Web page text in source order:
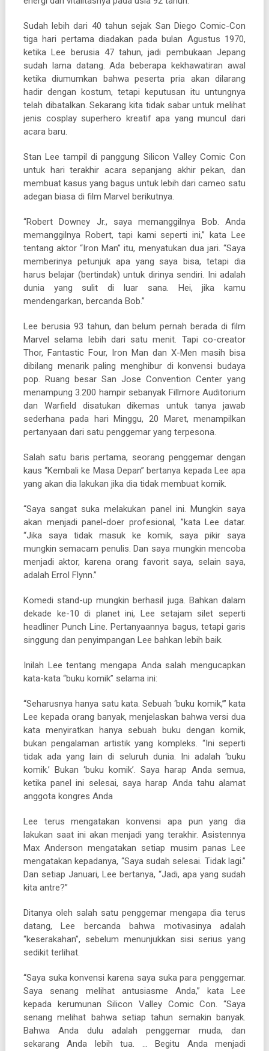
Sudah lebih dari 40 tahun sejak San Diego Comic-Con
tiga hari pertama diadakan pada bulan Agustus 1970,
ketika Lee berusia 47 tahun, jadi pembukaan Jepang
sudah lama datang. Ada beberapa kekhawatiran awal
ketika diumumkan bahwa peserta pria akan dilarang
hadir dengan kostum, tetapi keputusan itu untungnya
telah dibatalkan. Sekarang kita tidak sabar untuk melihat
jenis cosplay superhero kreatif apa yang muncul dari
acara baru.
Stan Lee tampil di panggung Silicon Valley Comic Con
untuk hari terakhir acara sepanjang akhir pekan, dan
membuat kasus yang bagus untuk lebih dari cameo satu
adegan biasa di film Marvel berikutnya.
“Robert Downey Jr., saya memanggilnya Bob. Anda
memanggilnya Robert, tapi kami seperti ini,” kata Lee
tentang aktor “Iron Man” itu, menyatukan dua jari. “Saya
memberinya petunjuk apa yang saya bisa, tetapi dia
harus belajar (bertindak) untuk dirinya sendiri. Ini adalah
dunia yang sulit di luar sana. Hei, jika kamu
mendengarkan, bercanda Bob.”
Lee berusia 93 tahun, dan belum pernah berada di film
Marvel selama lebih dari satu menit. Tapi co-creator
Thor, Fantastic Four, Iron Man dan X-Men masih bisa
dibilang menarik paling menghibur di konvensi budaya
pop. Ruang besar San Jose Convention Center yang
menampung 3.200 hampir sebanyak Fillmore Auditorium
dan Warfield disatukan dikemas untuk tanya jawab
sederhana pada hari Minggu, 20 Maret, menampilkan
pertanyaan dari satu penggemar yang terpesona.
Salah satu baris pertama, seorang penggemar dengan
kaus “Kembali ke Masa Depan” bertanya kepada Lee apa
yang akan dia lakukan jika dia tidak membuat komik.
“Saya sangat suka melakukan panel ini. Mungkin saya
akan menjadi panel-doer profesional, ”kata Lee datar.
“Jika saya tidak masuk ke komik, saya pikir saya
mungkin semacam penulis. Dan saya mungkin mencoba
menjadi aktor, karena orang favorit saya, selain saya,
adalah Errol Flynn.”
Komedi stand-up mungkin berhasil juga. Bahkan dalam
dekade ke-10 di planet ini, Lee setajam silet seperti
headliner Punch Line. Pertanyaannya bagus, tetapi garis
singgung dan penyimpangan Lee bahkan lebih baik.
Inilah Lee tentang mengapa Anda salah mengucapkan
kata-kata “buku komik” selama ini:
“Seharusnya hanya satu kata. Sebuah ‘buku komik,’” kata
Lee kepada orang banyak, menjelaskan bahwa versi dua
kata menyiratkan hanya sebuah buku dengan komik,
bukan pengalaman artistik yang kompleks. “Ini seperti
tidak ada yang lain di seluruh dunia. Ini adalah ‘buku
komik.’ Bukan ‘buku komik’. Saya harap Anda semua,
ketika panel ini selesai, saya harap Anda tahu alamat
anggota kongres Anda
Lee terus mengatakan konvensi apa pun yang dia
lakukan saat ini akan menjadi yang terakhir. Asistennya
Max Anderson mengatakan setiap musim panas Lee
mengatakan kepadanya, “Saya sudah selesai. Tidak lagi.”
Dan setiap Januari, Lee bertanya, “Jadi, apa yang sudah
kita antre?”
Ditanya oleh salah satu penggemar mengapa dia terus
datang, Lee bercanda bahwa motivasinya adalah
“keserakahan”, sebelum menunjukkan sisi serius yang
sedikit terlihat.
“Saya suka konvensi karena saya suka para penggemar.
Saya senang melihat antusiasme Anda,” kata Lee
kepada kerumunan Silicon Valley Comic Con. “Saya
senang melihat bahwa setiap tahun semakin banyak.
Bahwa Anda dulu adalah penggemar muda, dan
sekarang Anda lebih tua. … Begitu Anda menjadi